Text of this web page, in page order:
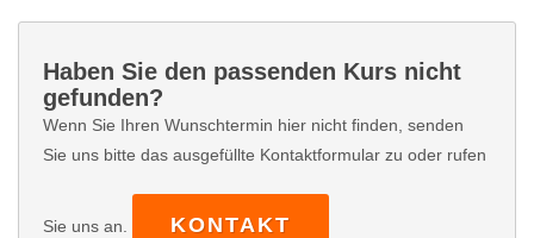
Haben Sie den passenden Kurs nicht
gefunden?
Wenn Sie Ihren Wunschtermin hier nicht finden, senden
Sie uns bitte das ausgefüllte Kontaktformular zu oder rufen
Sie uns an. KONTAKT